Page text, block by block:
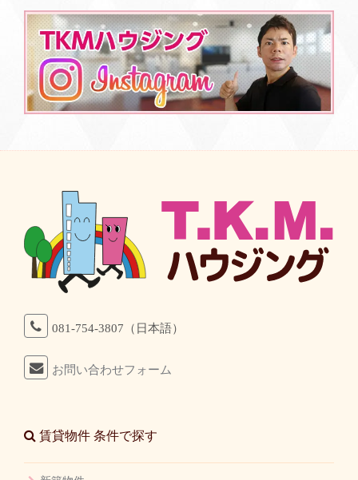
081-754-3807（日本語）
お問い合わせフォーム
賃貸物件 条件で探す